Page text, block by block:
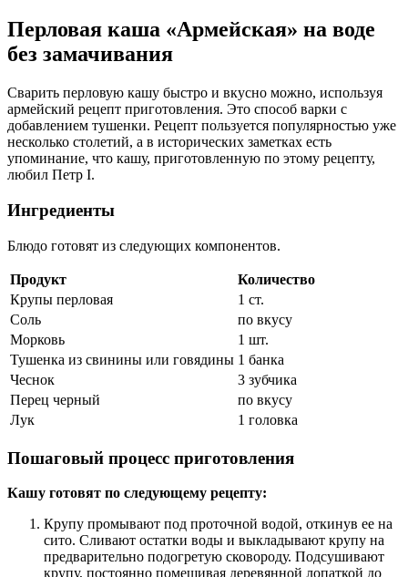
Перловая каша «Армейская» на воде
без замачивания
Сварить перловую кашу быстро и вкусно можно, используя
армейский рецепт приготовления. Это способ варки с
добавлением тушенки. Рецепт пользуется популярностью уже
несколько столетий, а в исторических заметках есть
упоминание, что кашу, приготовленную по этому рецепту,
любил Петр I.
Ингредиенты
Блюдо готовят из следующих компонентов.
Продукт
Количество
Крупы перловая
1 ст.
Соль
по вкусу
Морковь
1 шт.
Тушенка из свинины или говядины 1 банка
Чеснок
3 зубчика
Перец черный
по вкусу
Лук
1 головка
Пошаговый процесс приготовления
Кашу готовят по следующему рецепту:
Крупу промывают под проточной водой, откинув ее на
сито. Сливают остатки воды и выкладывают крупу на
предварительно подогретую сковороду. Подсушивают
крупу, постоянно помешивая деревянной лопаткой до